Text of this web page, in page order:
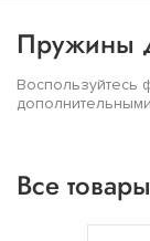
Пружины
Воспользуйтесь
Все